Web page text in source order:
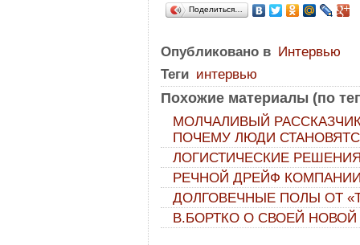
Поделиться…
Опубликовано в Интервью
Теги интервью
Похожие материалы (по
МОЛЧАЛИВЫЙ
ПОЧЕМУ ЛЮДИ
ЛОГИСТИЧЕСКИЕ
РЕЧНОЙ ДРЕЙФ
ДОЛГОВЕЧНЫЕ ПОЛЫ ОТ
В.БОРТКО О СВОЕЙ